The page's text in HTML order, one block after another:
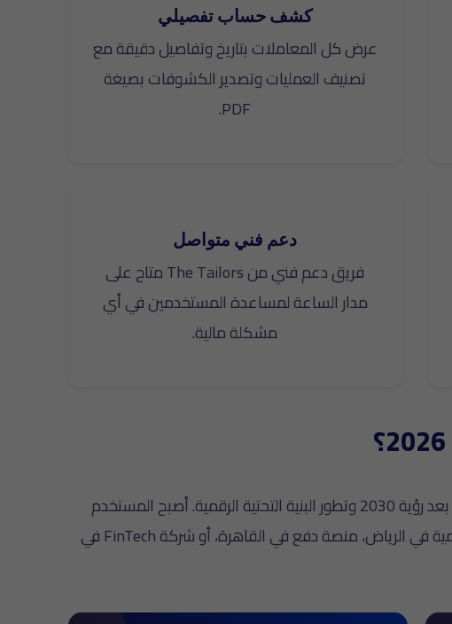
كشف حساب تفصيلي
عرض كل المعاملات بتاريخ وتفاصيل دقيقة مع
تصنيف العمليات وتصدير الكشوفات بصيغة
PDF.
دعم فني متواصل
فريق دعم فني من The Tailors متاح على
مدار الساعة لمساعدة المستخدمين في أي
مشكلة مالية.
شهد قطاع التقنية المالية (FinTech) في الوطن العربي طفرة هائلة خلال السنوات الأخيرة، خاصة في السعودية بعد رؤية 2030 وتطور البنية التحتية الرقمية. أصبح المستخدم
العربي يفضل المحافظ الرقمية على الكاش والبطاقات التقليدية لسرعتها وأمانها. سواء كنت تطلق محفظة رقمية في الرياض، منصة دفع في القاهرة، أو شركة FinTech في